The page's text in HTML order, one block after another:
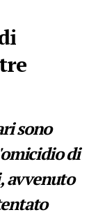
sono
di
avvenuto